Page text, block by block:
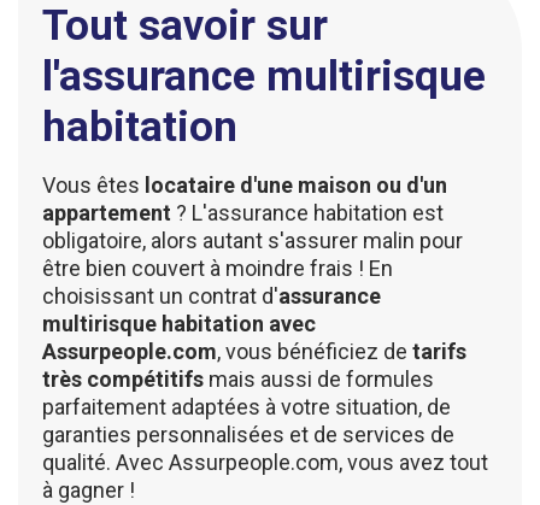
Tout savoir sur
l'assurance multirisque
habitation
Vous êtes locataire d'une maison ou d'un
appartement ? L'assurance habitation est
obligatoire, alors autant s'assurer malin pour
être bien couvert à moindre frais ! En
choisissant un contrat d'assurance
multirisque habitation avec
Assurpeople.com, vous bénéficiez de tarifs
très compétitifs mais aussi de formules
parfaitement adaptées à votre situation, de
garanties personnalisées et de services de
qualité. Avec Assurpeople.com, vous avez tout
à gagner !